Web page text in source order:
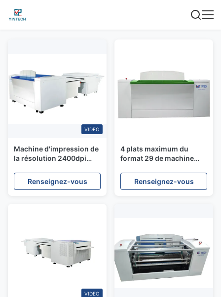
VIDEO
Machine d'impression de
la résolution 2400dpi
thermique
Renseignez-vous
4 plats maximum du
format 29 de machine
PCT par heure 800 *
660MM
Renseignez-vous
VIDEO